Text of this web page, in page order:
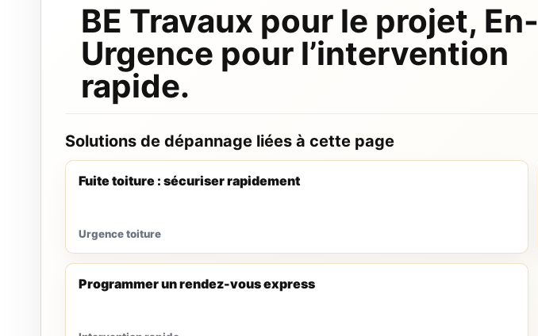
BE Travaux pour le projet, En-
Urgence pour l’intervention
rapide.
Solutions de dépannage liées à cette page
Fuite toiture : sécuriser rapidement
Urgence toiture
Programmer un rendez-vous express